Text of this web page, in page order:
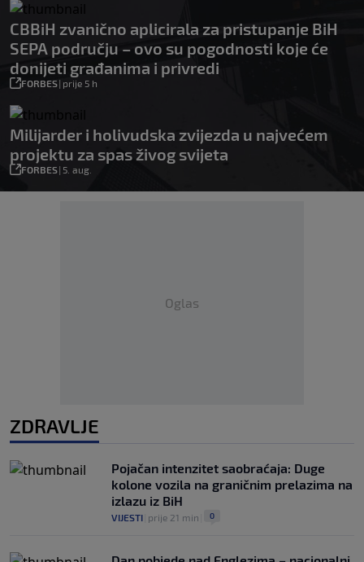
CBBiH zvanično aplicirala za pristupanje BiH
SEPA području – ovo su pogodnosti koje će
donijeti građanima i privredi
FORBES| prije 5 h
Milijarder i holivudska zvijezda u najvećem
projektu za spas živog svijeta
FORBES| 5. aug.
Oglas
ZDRAVLJE
Pojačan intenzitet saobraćaja: Duge
kolone vozila na graničnim prelazima na
izlazu iz BiH
VIJESTI prije 21 min 0